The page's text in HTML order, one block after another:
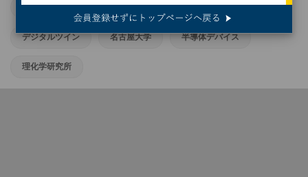
AI 業務効率化 CMOSイメージセンサ
デジタルツイン 名古屋大学 半導体デバイス
理化学研究所